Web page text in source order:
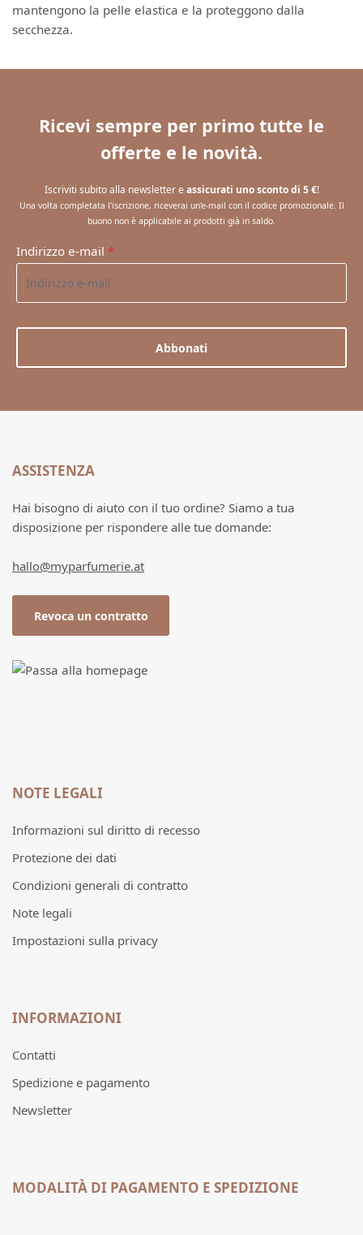
mantengono la pelle elastica e la proteggono dalla
secchezza.
Ricevi sempre per primo tutte le
offerte e le novità.
Iscriviti subito alla newsletter e assicurati uno sconto di 5 €!
Una volta completata l'iscrizione, riceverai un'e-mail con il codice promozionale. Il
buono non è applicabile ai prodotti già in saldo.
Indirizzo e-mail *
Abbonati
ASSISTENZA
Hai bisogno di aiuto con il tuo ordine? Siamo a tua
disposizione per rispondere alle tue domande:
hallo@myparfumerie.at
Revoca un contratto
NOTE LEGALI
Informazioni sul diritto di recesso
Protezione dei dati
Condizioni generali di contratto
Note legali
Impostazioni sulla privacy
INFORMAZIONI
Contatti
Spedizione e pagamento
Newsletter
MODALITÀ DI PAGAMENTO E SPEDIZIONE